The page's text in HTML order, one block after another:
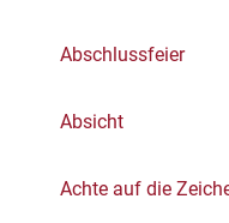
Abschlussfeier
Absicht
Achte auf die